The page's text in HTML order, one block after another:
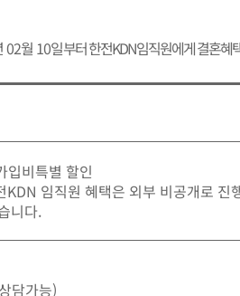
02월 10일부터 한전KDN임직원에게 결혼혜
입비특별 할인
KDN 임직원 혜택은 외부 비공개로 진
니다.
담가능)